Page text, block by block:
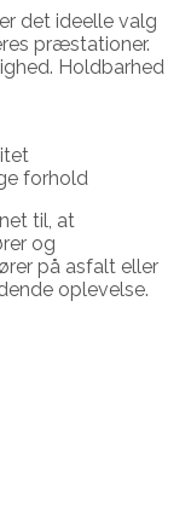
det ideelle valg
præstationer.
Holdbarhed
forhold
til, at
og
på asfalt eller
oplevelse.